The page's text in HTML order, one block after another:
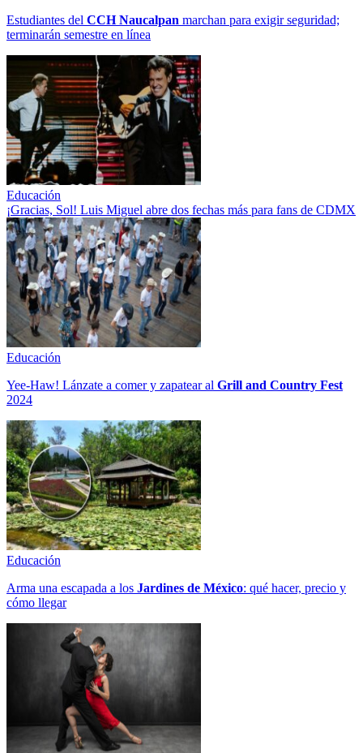
Estudiantes del CCH Naucalpan marchan para exigir seguridad;
terminarán semestre en línea
Educación
¡Gracias, Sol! Luis Miguel abre dos fechas más para fans de CDMX
Educación
Yee-Haw! Lánzate a comer y zapatear al Grill and Country Fest
2024
Educación
Arma una escapada a los Jardines de México: qué hacer, precio y
cómo llegar